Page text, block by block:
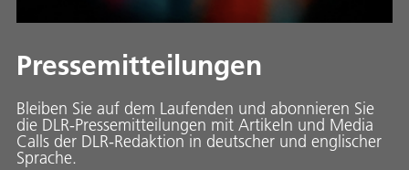
Pressemitteilungen
Bleiben Sie auf dem Laufenden und abonnieren Sie
die DLR-Pressemitteilungen mit Artikeln und Media
Calls der DLR-Redaktion in deutscher und englischer
Sprache.